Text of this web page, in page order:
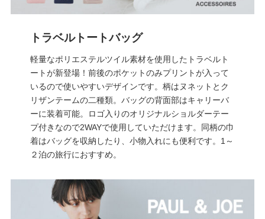
トラベルトートバッグ
軽量なポリエステルツイル素材を使用したトラベルト
ートが新登場！前後のポケットのみプリントが入って
いるので使いやすいデザインです。柄はヌネットとク
リザンテームの二種類。バッグの背面部はキャリーバ
ーに装着可能。ロゴ入りのオリジナルショルダーテー
プ付きなので2WAYで使用していただけます。同柄の巾
着はバッグを収納したり、小物入れにも便利です。1～
２泊の旅行におすすめ。